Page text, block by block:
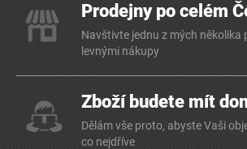
Prodejny po celém
Navštivte jednu z mých několika
levnými nákupy
Zboží budete mít
Dělám vše proto, abyste Vaši
co nejdříve